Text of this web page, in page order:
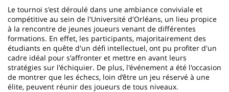
Le tournoi s'est déroulé dans une ambiance conviviale et
compétitive au sein de l'Université d'Orléans, un lieu propice
à la rencontre de jeunes joueurs venant de différentes
formations. En effet, les participants, majoritairement des
étudiants en quête d'un défi intellectuel, ont pu profiter d'un
cadre idéal pour s'affronter et mettre en avant leurs
stratégies sur l'échiquier. De plus, l'événement a été l'occasion
de montrer que les échecs, loin d’être un jeu réservé à une
élite, peuvent réunir des joueurs de tous niveaux.